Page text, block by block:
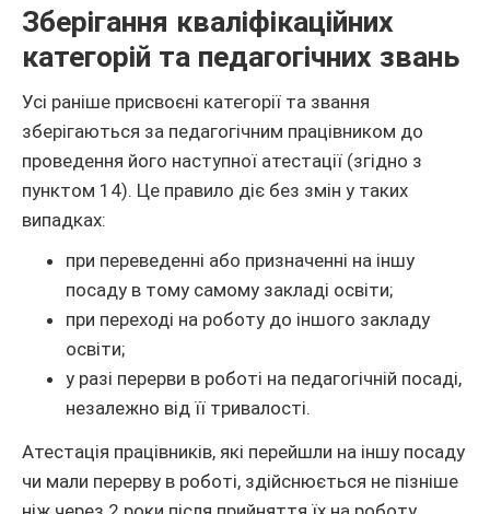
Зберігання кваліфікаційних
категорій та педагогічних звань
Усі раніше присвоєні категорії та звання
зберігаються за педагогічним працівником до
проведення його наступної атестації (згідно з
пунктом 14). Це правило діє без змін у таких
випадках:
при переведенні або призначенні на іншу
посаду в тому самому закладі освіти;
при переході на роботу до іншого закладу
освіти;
у разі перерви в роботі на педагогічній посаді,
незалежно від її тривалості.
Атестація працівників, які перейшли на іншу посаду
чи мали перерву в роботі, здійснюється не пізніше